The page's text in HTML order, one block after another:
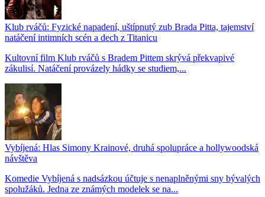
Klub rváčů: Fyzické napadení, uštípnutý zub Brada Pitta, tajemství
natáčení intimních scén a dech z Titanicu
Kultovní film Klub rváčů s Bradem Pittem skrývá překvapivé
zákulisí. Natáčení provázely hádky se studiem,...
Vybíjená: Hlas Simony Krainové, druhá spolupráce a hollywoodská
návštěva
Komedie Vybíjená s nadsázkou účtuje s nenaplněnými sny bývalých
spolužáků. Jedna ze známých modelek se na...